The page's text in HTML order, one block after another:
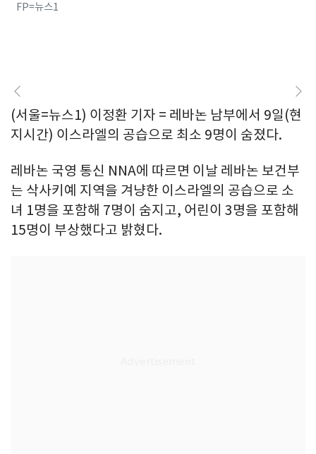
FP=뉴스1
(서울=뉴스1) 이정환 기자 = 레바논 남부에서 9일(현
지시간) 이스라엘의 공습으로 최소 9명이 숨졌다.
레바논 국영 통신 NNA에 따르면 이날 레바논 보건부
는 삭사키예 지역을 겨냥한 이스라엘의 공습으로 소
녀 1명을 포함해 7명이 숨지고, 어린이 3명을 포함해
15명이 부상했다고 밝혔다.